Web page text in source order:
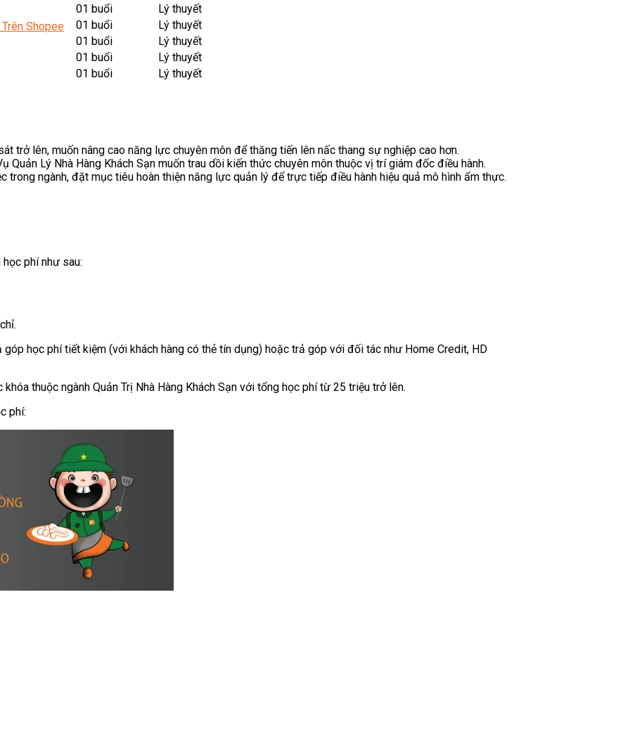
Shopee
01 buổi
Lý thuyết
01 buổi
Lý thuyết
01 buổi
Lý thuyết
01 buổi
Lý thuyết
01 buổi Lý thuyết
trở lên, muốn nâng cao năng lực chuyên môn để thăng tiến lên nấc thang sự nghiệp cao hơn.
Quản Lý Nhà Hàng Khách Sạn muốn trau dồi kiến thức chuyên môn thuộc vị trí giám đốc điều hành.
trong ngành, đặt mục tiêu hoàn thiện năng lực quản lý để trực tiếp điều hành hiệu quả mô hình ẩm thực.
phí như sau:
học phí tiết kiệm (với khách hàng có thẻ tín dụng) hoặc trả góp với đối tác như Home Credit, HD
thuộc ngành Quản Trị Nhà Hàng Khách Sạn với tổng học phí từ 25 triệu trở lên.
phí: